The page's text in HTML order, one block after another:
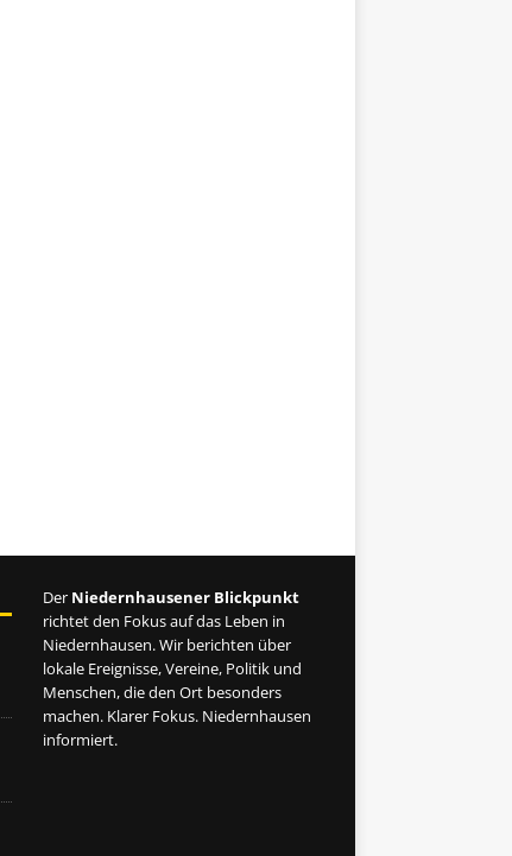
Der Niedernhausener Blickpunkt
richtet den Fokus auf das Leben in
Niedernhausen. Wir berichten über
lokale Ereignisse, Vereine, Politik und
Menschen, die den Ort besonders
machen. Klarer Fokus. Niedernhausen
informiert.